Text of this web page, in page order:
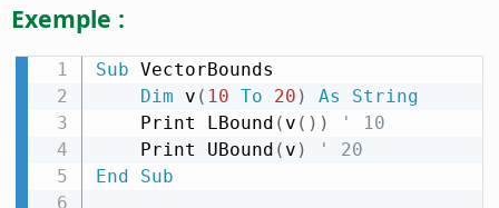
Exemple :
Sub VectorBounds
Dim v ( 10 To 20 ) As
String
    Print LBound
( v ( ) )
' 10
    Print UBound
( v )
' 20
End
Sub